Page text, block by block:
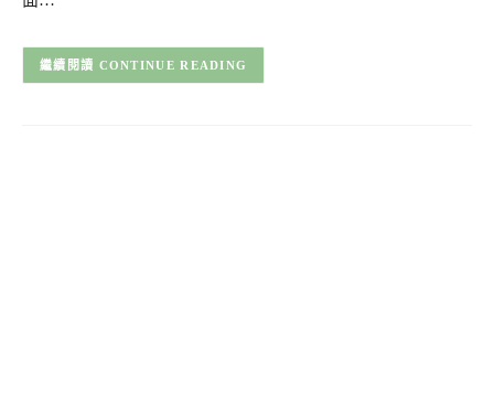
CONTINUE READING